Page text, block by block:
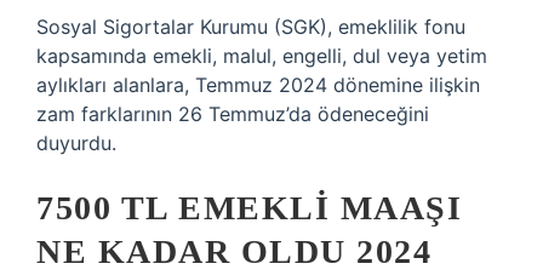
Sosyal Sigortalar Kurumu (SGK), emeklilik fonu
kapsamında emekli, malul, engelli, dul veya yetim
aylıkları alanlara, Temmuz 2024 dönemine ilişkin
zam farklarının 26 Temmuz’da ödeneceğini
duyurdu.
7500 TL EMEKLI MAAŞI
NE KADAR OLDU 2024